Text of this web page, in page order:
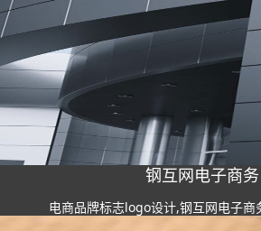
钢互网电子商务
电商品牌标志logo设计,钢互网电子商